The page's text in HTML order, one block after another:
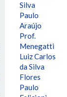
Silva
Paulo
Araújo
Prof.
Menegatti
Luiz Carlos
da Silva
Flores
Paulo